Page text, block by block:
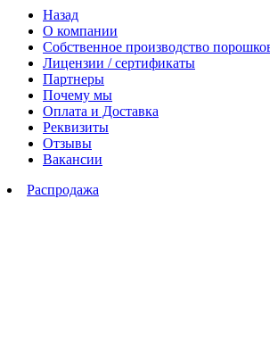
Назад
О компании
Собственное производство
Лицензии / сертификаты
Партнеры
Почему мы
Оплата и Доставка
Реквизиты
Отзывы
Вакансии
Распродажа